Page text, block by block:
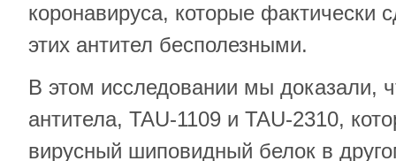
коронавируса, которые фактически
этих антител бесполезными.
В этом исследовании мы доказали,
антитела, TAU-1109 и TAU-2310,
вирусный шиповидный белок в